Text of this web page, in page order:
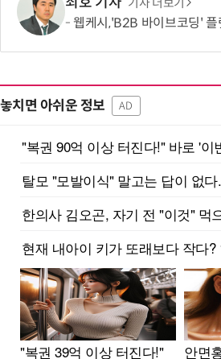
기사 더보기
웹케시,'B2B 바이브코딩' 플랫폼 'AXPort' 출
놓치면 아쉬운 정보 AD